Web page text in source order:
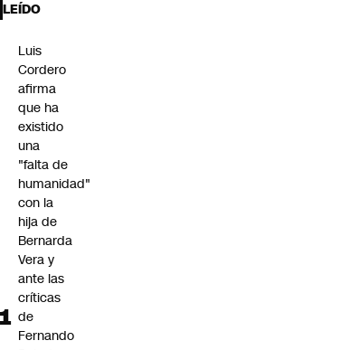
LEÍDO
Luis
Cordero
afirma
que ha
existido
una
"falta de
humanidad"
con la
hija de
Bernarda
Vera y
ante las
críticas
de
Fernando